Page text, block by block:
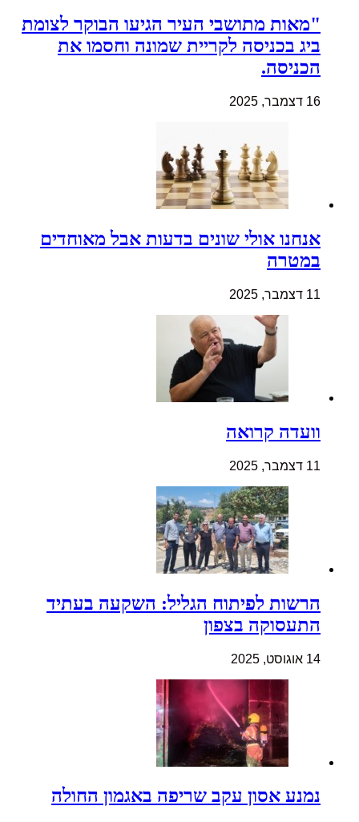
"מאות מתושבי העיר הגיעו הבוקר לצומת
ביג בכניסה לקריית שמונה וחסמו את
הכניסה.
16 דצמבר, 2025
אנחנו אולי שונים בדעות אבל מאוחדים
במטרה
11 דצמבר, 2025
וועדה קרואה
11 דצמבר, 2025
הרשות לפיתוח הגליל: השקעה בעתיד
התעסוקה בצפון
14 אוגוסט, 2025
נמנע אסון עקב שריפה באגמון החולה